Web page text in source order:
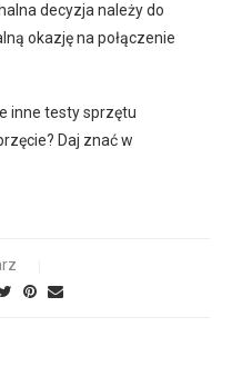
decyzja należy do
okazję na połączenie
inne testy sprzętu
Daj znać w